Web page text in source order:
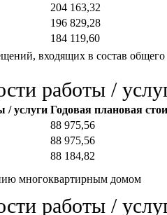
204 163,32
196 829,28
184 119,60
входящих в состав
работы /
/ услуги Годовая плановая
88 975,56
88 975,56
88 184,82
многоквартирным домом
работы /